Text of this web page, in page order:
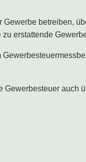
betreiben,
erstattende